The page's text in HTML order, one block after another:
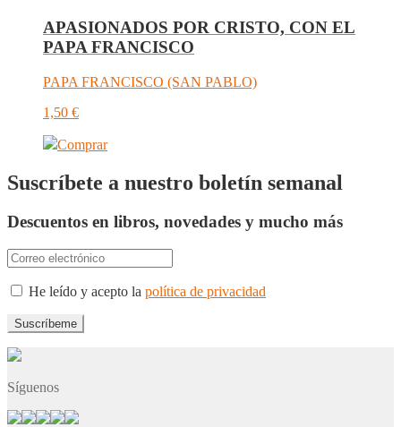
APASIONADOS POR CRISTO, CON EL
PAPA FRANCISCO
PAPA FRANCISCO (SAN PABLO)
1,50 €
Comprar
Suscríbete a nuestro boletín semanal
Descuentos en libros, novedades y mucho más
He leído y acepto la política de privacidad
Síguenos